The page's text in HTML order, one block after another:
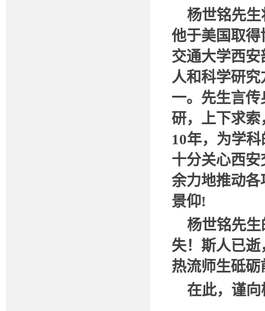
杨世铭先
他于美国取
交通大学西
人和科学研
一。先生言
研，上下求
10年，为学
十分关心西
余力地推动
景仰!
杨世铭先
失！斯人已
热流师生砥砺
在此，谨